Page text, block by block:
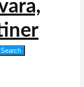
Search